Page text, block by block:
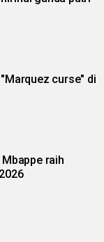
curse" di
raih